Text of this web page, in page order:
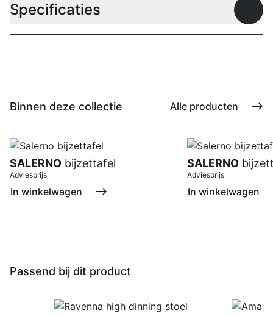
Specificaties
Binnen deze collectie Alle producten
SALERNO bijzettafel
Adviesprijs
In winkelwagen
SALERNO
Adviesprijs
In winkelwagen
Passend bij dit product